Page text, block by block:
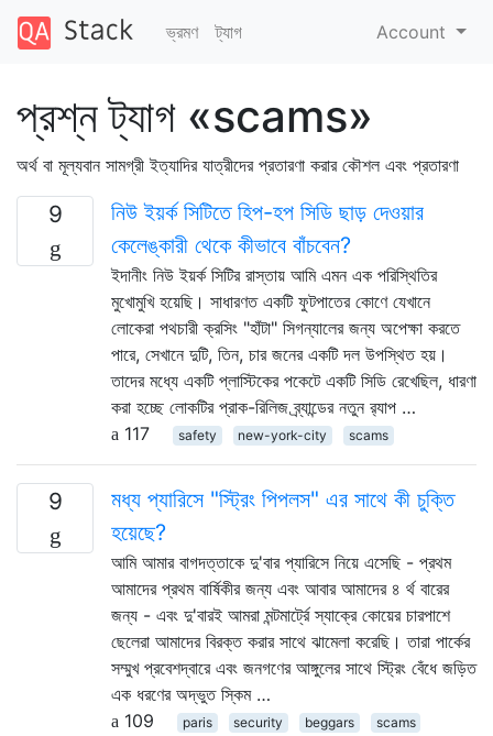
ভ্রমণ ট্যাগ Account
প্রশ্ন ট্যাগ «scams»
অর্থ বা মূল্যবান সামগ্রী ইত্যাদির যাত্রীদের প্রতারণা করার কৌশল এবং প্রতারণা
9
নিউ ইয়র্ক সিটিতে হিপ-হপ সিডি ছাড় দেওয়ার
কেলেঙ্কারী থেকে কীভাবে বাঁচবেন?
ইদানীং নিউ ইয়র্ক সিটির রাস্তায় আমি এমন এক পরিস্থিতির
মুখোমুখি হয়েছি। সাধারণত একটি ফুটপাতের কোণে যেখানে
লোকেরা পথচারী ক্রসিং "হাঁটা" সিগন্যালের জন্য অপেক্ষা করতে
পারে, সেখানে দুটি, তিন, চার জনের একটি দল উপস্থিত হয়।
তাদের মধ্যে একটি প্লাস্টিকের পকেটে একটি সিডি রেখেছিল, ধারণা
করা হচ্ছে লোকটির প্রাক-রিলিজ ব্র্যান্ডের নতুন র‌্যাপ …
117
safety new-york-city scams
9
মধ্য প্যারিসে "স্ট্রিং পিপলস" এর সাথে কী চুক্তি
হয়েছে?
আমি আমার বাগদত্তাকে দু'বার প্যারিসে নিয়ে এসেছি - প্রথম
আমাদের প্রথম বার্ষিকীর জন্য এবং আবার আমাদের ৪ র্থ বারের
জন্য - এবং দু'বারই আমরা মন্টমার্ট্রে স্যাক্রে কোয়ের চারপাশে
ছেলেরা আমাদের বিরক্ত করার সাথে ঝামেলা করেছি। তারা পার্কের
সম্মুখ প্রবেশদ্বারে এবং জনগণের আঙ্গুলের সাথে স্ট্রিং বেঁধে জড়িত
এক ধরণের অদ্ভুত স্কিম …
109
paris security beggars scams